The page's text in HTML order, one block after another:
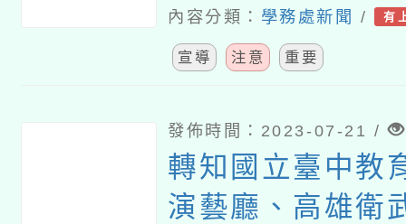
落實熱傷害防護
內容分類： 學務處新聞 / 有
宣導 注意 重要
發佈時間：2023-07-21 /
轉知國立臺中教
演藝廳、高雄衛